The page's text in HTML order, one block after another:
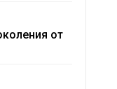
от